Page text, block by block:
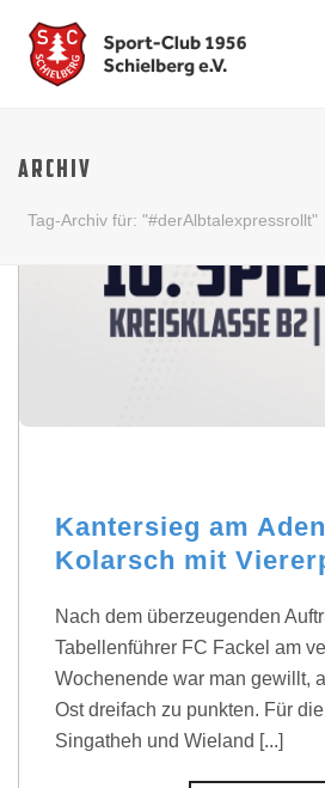
ARCHIV
Tag-Archiv für: "#derAlbtalexpressrollt"
Kantersieg am
Kolarsch mit
Nach dem überzeugenden
Tabellenführer FC Fackel am
Wochenende war man gewillt,
Ost dreifach zu punkten. Für
Singatheh und Wieland [...]